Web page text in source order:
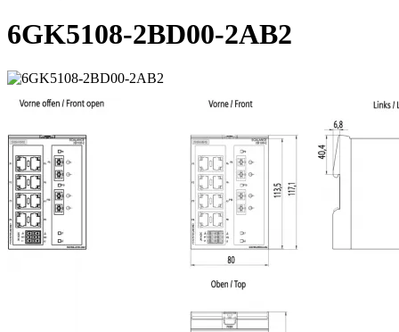
6GK5108-2BD00-2AB2